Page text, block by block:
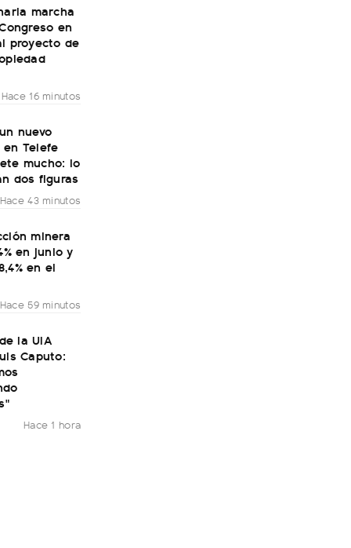
marcha
en
proyecto de
Hace 16 minutos
nuevo
Telefe
mucho: lo
dos figuras
Hace 43 minutos
minera
en junio y
en el
Hace 59 minutos
la UIA
Caputo:
Hace 1 hora